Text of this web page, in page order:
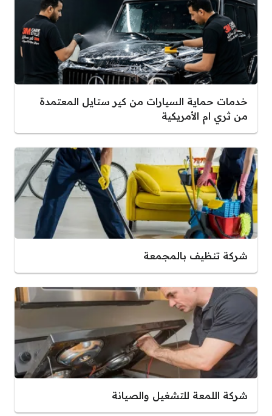
خدمات حماية السيارات من كير ستايل المعتمدة
من ثري ام الأمريكية
شركة تنظيف بالمجمعة
شركة اللمعة للتشغيل والصيانة